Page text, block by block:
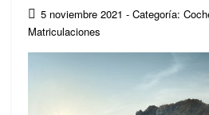
5 noviembre 2021 - Categoría:
Matriculaciones